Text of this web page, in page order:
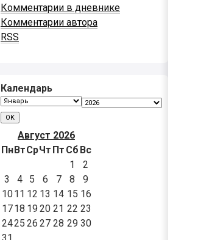
Комментарии в дневнике
Комментарии автора
RSS
Календарь
Август 2026
ПнВтСрЧт Пт Сб Вс
1
2
3
4 5 6 7 8
9
1011 12 13 14 15 16
1718 19 20 21 22 23
2425 26 27 28 29 30